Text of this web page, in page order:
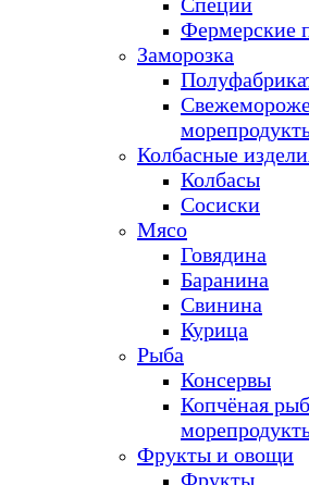
Фермерские
Заморозка
Колбасные
Колбасы
Сосиски
Мясо
Говядина
Баранина
Свинина
Курица
Рыба
Консервы
Копчёная
Фрукты и овощи
Фрукты